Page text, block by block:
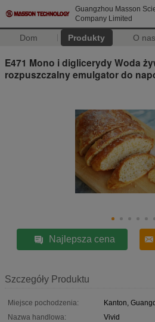
Guangzhou Masson
Company Limited
Dom Produkty O nas
E471 Mono i diglicerydy Woda
rozpuszczalny emulgator do
Najlepsza cena
Szczegóły Produktu
Miejsce pochodzenia:
Kanton,
Nazwa handlowa:
Vivid